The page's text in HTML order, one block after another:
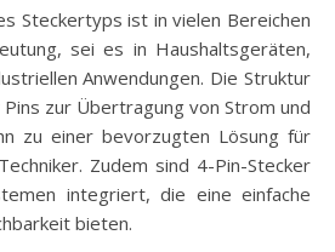
Steckertyps ist in vielen Bereichen
sei es in Haushaltsgeräten,
Anwendungen. Die Struktur
zur Übertragung von Strom und
zu einer bevorzugten Lösung für
Zudem sind 4-Pin-Stecker
integriert, die eine einfache
bieten.